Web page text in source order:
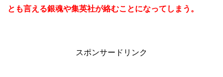
とも言える銀魂や集英社が絡むことになってしまう。
スポンサードリンク